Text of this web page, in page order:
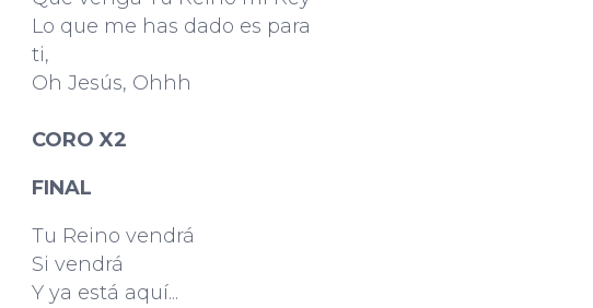
Lo que me has dado es para
ti,
Oh Jesús, Ohhh
CORO X2
FINAL
Tu Reino vendrá
Si vendrá
Y ya está aquí...